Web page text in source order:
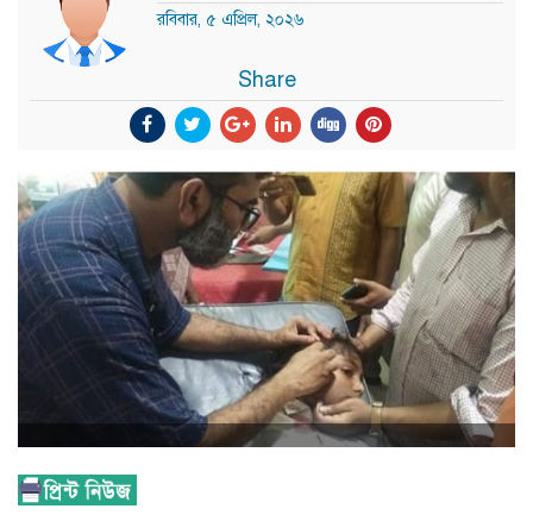
রবিবার, ৫ এপ্রিল, ২০২৬
Share